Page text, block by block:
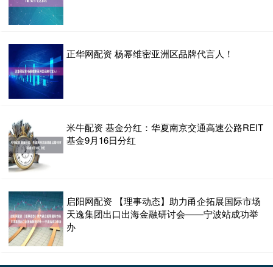
正华网配资 杨幂维密亚洲区品牌代言人！
米牛配资 基金分红：华夏南京交通高速公路REIT
基金9月16日分红
启阳网配资 【理事动态】助力甬企拓展国际市场
天逸集团出口出海金融研讨会——宁波站成功举
办